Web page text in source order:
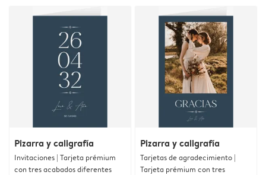
Pizarra y caligrafía
Invitaciones | Tarjeta prémium
con tres acabados diferentes
Pizarra y caligrafía
Tarjetas de agradecimiento |
Tarjeta prémium con tres